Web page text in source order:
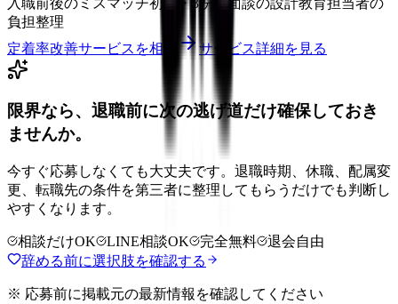
負担整理
定着率改善サービスを相談
サービス詳細を見る
限界なら、退職前に次の逃げ道だけ確保しておき
ませんか。
今すぐ応募しなくても大丈夫です。退職時期、休職、配属変
更、転職先の条件を第三者に整理してもらうだけでも判断し
やすくなります。
相談だけOK LINE相談OK 完全無料
退会自由
辞める前に選択肢を確認する
※ 応募前に掲載元の最新情報を確認してください